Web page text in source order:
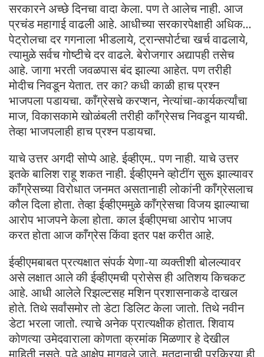
सरकारने अच्छे दिनचा वादा केला. पण ते आलेच नाही. आज
प्रचंड महागाई वाढली आहे. आधीच्या सरकारपेक्षाही अधिक…
पेट्रोलचा दर गगनाला भीडलाये, ट्रान्सपोर्टचा खर्च वाढलाये,
त्यामुळे सर्वच गोष्टीचे दर वाढले. बेरोजगार अद्यापही तसेच
आहे. जागा भरती जवळपास बंद झाल्या आहेत. पण तरीही
मोदीच निवडून येतात. तर का? कधी काळी हाच प्रश्न
भाजपला पडायचा. काँग्रेसचे करप्शन, नेत्यांचा-कार्यकर्त्यांचा
माज, विकासकामे खोळंबली तरीही काँग्रेसच निवडून यायची.
तेव्हा भाजपलाही हाच प्रश्न पडायचा.
याचे उत्तर अगदी सोप्पे आहे. ईव्हीएम.. पण नाही. याचे उत्तर
इतके बालिश राहू शकत नाही. ईव्हीएमने व्होटींग सुरू झाल्यावर
काँग्रेसच्या विरोधात जनमत असतानाही लोकांनी काँग्रेसलाच
कौल दिला होता. तेव्हा ईव्हीएममुळे काँग्रेसचा विजय झाल्याचा
आरोप भाजपने केला होता. काल ईव्हीएमचा आरोप भाजप
करत होता आज काँग्रेस किंवा इतर पक्ष करीत आहे.
ईव्हीएमबाबत प्रत्यक्षात संपर्क येणा-या व्यक्तीशी बोलल्यावर
असे लक्षात आले की ईव्हीएमची प्रोसेस ही अतिशय किचकट
आहे. आधी आलेले रिझल्टसह मशिन प्रशासनाकडे दाखल
होते. तिथे सर्वांसमोर तो डेटा डिलिट केला जातो. तिथे नवीन
डेटा भरला जातो. त्याचे अनेक प्रात्यक्षीक होतात. शिवाय
कोणत्या उमेदवाराला कोणता क्रमांक मिळणार हे देखील